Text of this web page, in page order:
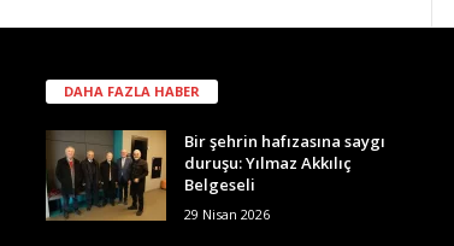
DAHA FAZLA HABER
Bir şehrin hafızasına saygı
duruşu: Yılmaz Akkılıç
Belgeseli
29 Nisan 2026